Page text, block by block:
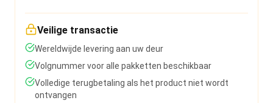
Veilige transactie
Wereldwijde levering aan uw deur
Volgnummer voor alle pakketten beschikbaar
Volledige terugbetaling als het product niet wordt
ontvangen